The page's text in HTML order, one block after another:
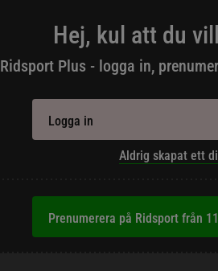
Hej, kul att du
Plus - logga in,
Logga in
Aldrig skapat ett
Prenumerera på Ridsport från